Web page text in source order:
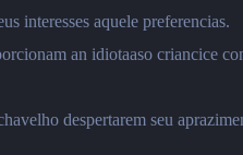
interesses aquele preferencias.
an idiotaaso criancice
despertarem seu